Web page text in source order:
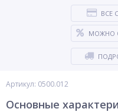
Артикул: 0500.012
ВСЕ
МОЖНО
Основные